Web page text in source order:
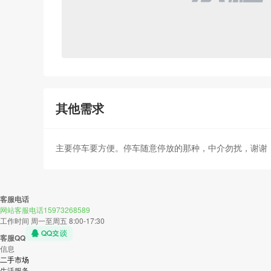
其他需求
主要停车要方便。停车随意停放的那种，中介勿扰，谢谢
客服电话
网站客服电话15973268589
工作时间 周一至周五 8:00-17:30
客服QQ
信息
二手市场